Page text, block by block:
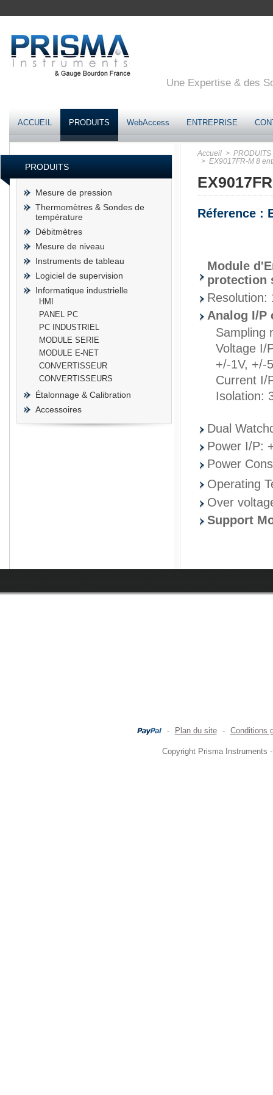
Une Expertise & des
ACCUEIL PRODUITS WebAccess ENTREPRISE
PRODUITS
Mesure de pression
Thermomètres & Sondes de
température
Débitmètres
Mesure de niveau
Instruments de tableau
Logiciel de supervision
Informatique industrielle
HMI
PANEL PC
PC INDUSTRIEL
MODULE SERIE
MODULE E-NET
CONVERTISSEUR
CONVERTISSEURS
Étalonnage & Calibration
Accessoires
Accueil > PRODUITS
> EX9017FR-M 8
Réference :
Module
protection
Resolution:
Analog I/P
Sampling
Voltage I/
+/-1V, +/-
Current I/
Isolation:
Dual
Power I/P:
Power
Operating
Over
Support
- Plan du site - Conditions
Copyright Prisma Instruments